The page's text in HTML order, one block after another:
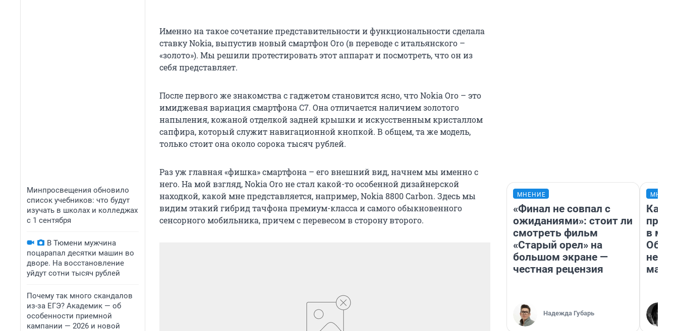
Минпросвещения обновило
список учебников: что будут
изучать в школах и колледжах
с 1 сентября
В Тюмени мужчина
поцарапал десятки машин во
дворе. На восстановление
уйдут сотни тысяч рублей
Почему так много скандалов
из-за ЕГЭ? Академик — об
особенности приемной
кампании — 2026 и новой
Именно на такое сочетание представительности и функциональности сделала
ставку Nokia, выпустив новый смартфон Oro (в переводе с итальянского –
«золото»). Мы решили протестировать этот аппарат и посмотреть, что он из
себя представляет.
После первого же знакомства с гаджетом становится ясно, что Nokia Oro – это
имиджевая вариация смартфона C7. Она отличается наличием золотого
напыления, кожаной отделкой задней крышки и искусственным кристаллом
сапфира, который служит навигационной кнопкой. В общем, та же модель,
только стоит она около сорока тысяч рублей.
Раз уж главная «фишка» смартфона – его внешний вид, начнем мы именно с
него. На мой взгляд, Nokia Oro не стал какой-то особенной дизайнерской
находкой, какой мне представляется, например, Nokia 8800 Carbon. Здесь мы
видим этакий гибрид тачфона премиум-класса и самого обыкновенного
сенсорного мобильника, причем с перевесом в сторону второго.
МНЕНИЕ
«Финал не совпал с
ожиданиями»: стоит ли
смотреть фильм
«Старый орел» на
большом экране —
честная рецензия
Надежда Губарь
в